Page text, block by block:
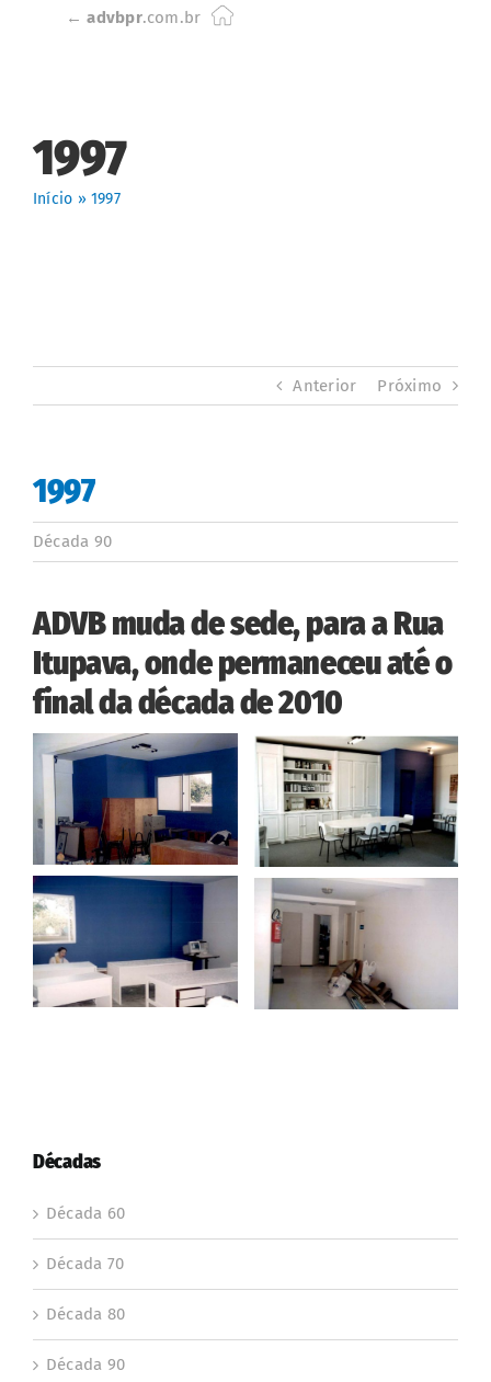
←advbpr.com.br
1997
Início »1997
Anterior Próximo
1997
Década 90
ADVB muda de sede, para a Rua
Itupava, onde permaneceu até o
final da década de 2010
Décadas
Década 60
Década 70
Década 80
Década 90